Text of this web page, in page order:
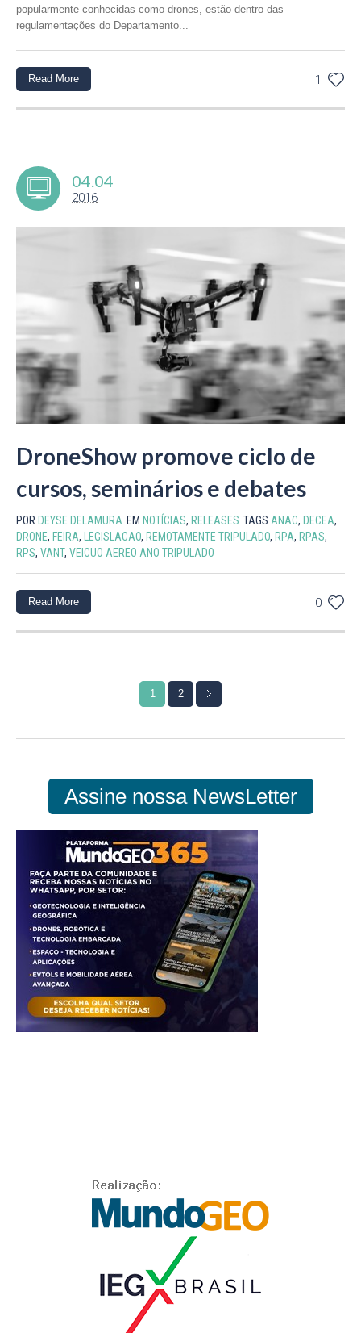
popularmente conhecidas como drones, estão dentro das
regulamentações do Departamento...
1
Read More
04.04
2016
DroneShow promove ciclo de
cursos, seminários e debates
POR DEYSE DELAMURA EM NOTÍCIAS, RELEASES TAGS ANAC, DECEA,
DRONE, FEIRA, LEGISLACAO, REMOTAMENTE TRIPULADO, RPA, RPAS,
RPS, VANT, VEICUO AEREO ANO TRIPULADO
0
Read More
1 2
Assine nossa NewsLetter